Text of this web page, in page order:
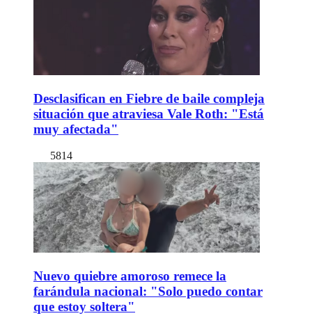
Desclasifican en Fiebre de baile compleja
situación que atraviesa Vale Roth: "Está
muy afectada"
5814
Nuevo quiebre amoroso remece la
farándula nacional: "Solo puedo contar
que estoy soltera"